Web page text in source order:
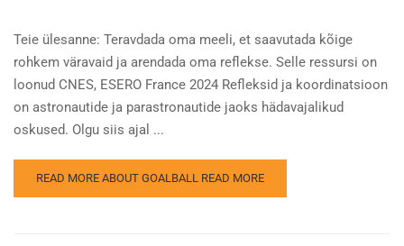
Teie ülesanne: Teravdada oma meeli, et saavutada kõige
rohkem väravaid ja arendada oma reflekse. Selle ressursi on
loonud CNES, ESERO France 2024 Refleksid ja koordinatsioon
on astronautide ja parastronautide jaoks hädavajalikud
oskused. Olgu siis ajal ...
READ MORE ABOUT GOALBALL READ MORE